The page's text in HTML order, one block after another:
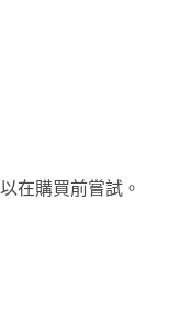
在購買前嘗試。